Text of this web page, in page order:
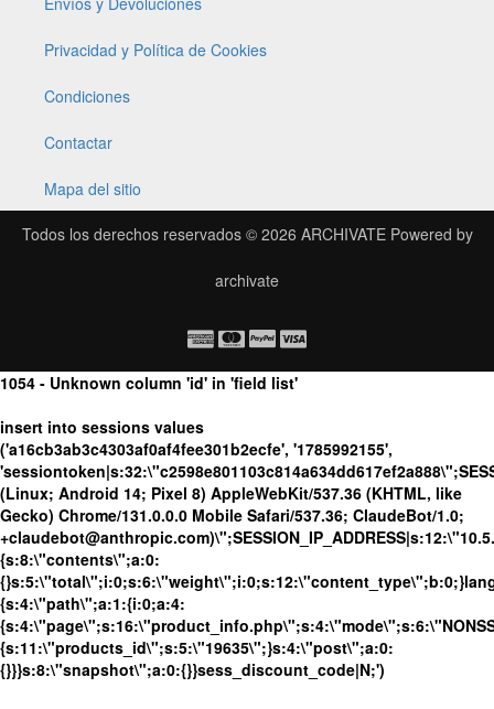
Privacidad y Política de Cookies
Condiciones
Contactar
Mapa del sitio
Todos los derechos reservados © 2026 ARCHIVATEPowered by
archivate
1054 - Unknown column 'id' in 'field list'
insert into sessions values
('a16cb3ab3c4303af0af4fee301b2ecfe', '1785992155',
(Linux; Android 14; Pixel 8) AppleWebKit/537.36 (KHTML, like
Gecko) Chrome/131.0.0.0 Mobile Safari/537.36; ClaudeBot/1.0;
{s:8:\"contents\";a:0:
{s:4:\"path\";a:1:{i:0;a:4:
{s:11:\"products_id\";s:5:\"19635\";}s:4:\"post\";a:0:
{}}}s:8:\"snapshot\";a:0:{}}sess_discount_code|N;')